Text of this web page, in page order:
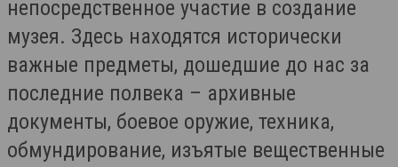
непосредственное участие в создание
музея. Здесь находятся исторически
важные предметы, дошедшие до нас за
последние полвека – архивные
документы, боевое оружие, техника,
обмундирование, изъятые вещественные